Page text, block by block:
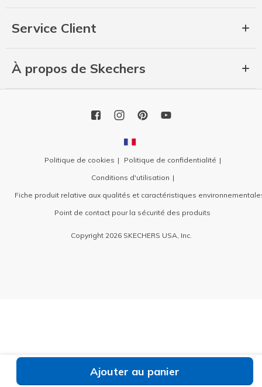
Ajouter au panier
Service Client
À propos de Skechers
Politique de cookies
Politique de confidentialité
Conditions d'utilisation
Fiche produit relative aux qualités et caractéristiques
Point de contact pour la sécurité des produits
Copyright 2026 SKECHERS USA, Inc.